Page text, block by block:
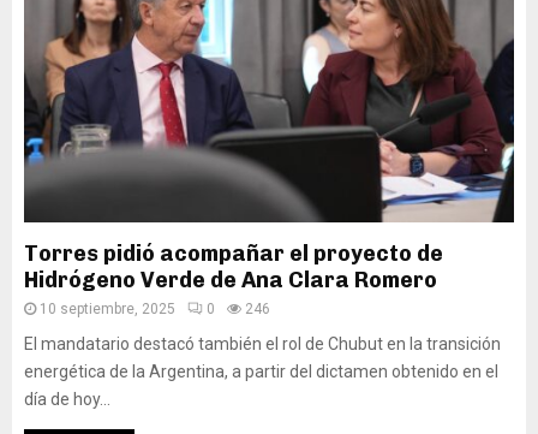
Torres pidió acompañar el proyecto de
Hidrógeno Verde de Ana Clara Romero
10 septiembre, 2025 0 246
El mandatario destacó también el rol de Chubut en la transición
energética de la Argentina, a partir del dictamen obtenido en el
día de hoy...